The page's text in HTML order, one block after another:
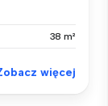
38 m²
więcej